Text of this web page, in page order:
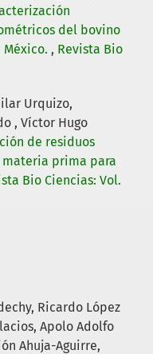
del bovino
, Revista Bio
Urquizo,
, Víctor Hugo
de residuos
prima para
Bio Ciencias: Vol.
Ricardo López
Apolo Adolfo
Ahuja-Aguirre,